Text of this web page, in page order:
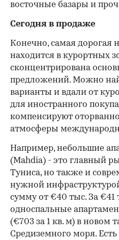
восточные базары и
Сегодня в продаже
Конечно, самая дорогая
находится в курортных
сконцентрирована
предложений. Можно
варианты и вдали от
для иностранного
компенсируют
атмосферы
Например, небольшие
(Mahdia) - это главный
Туниса, но также и
нужной
сумму от €40 тыс. За €41
односпальные
(€703 за 1 кв. м) в новом
Средиземного моря.